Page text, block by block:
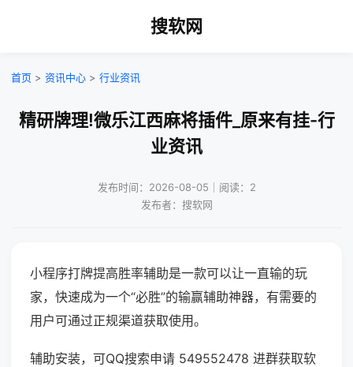
搜软网
首页 > 资讯中心 > 行业资讯
精研牌理!微乐江西麻将插件_原来有挂-行
业资讯
发布时间：2026-08-05｜阅读：2
发布者：搜软网
小程序打牌提高胜率辅助是一款可以让一直输的玩
家，快速成为一个“必胜”的输赢辅助神器，有需要的
用户可通过正规渠道获取使用。
辅助安装，可QQ搜索申请 549552478 进群获取软